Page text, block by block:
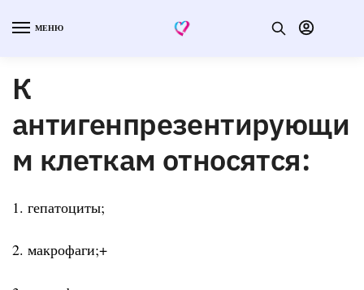
МЕНЮ
К
антигенпрезентирующи
м клеткам относятся:
1. гепатоциты;
2. макрофаги;+